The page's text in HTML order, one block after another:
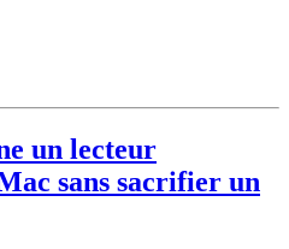
un lecteur
sans sacrifier un